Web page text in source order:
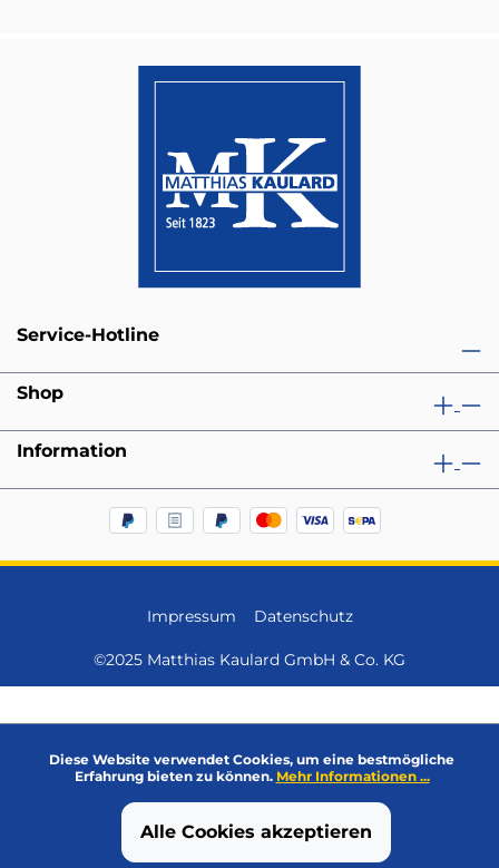
Service-Hotline
Shop
Information
Impressum Datenschutz
©2025 Matthias Kaulard GmbH & Co. KG
Diese Website verwendet Cookies, um eine bestmögliche
Erfahrung bieten zu können. Mehr Informationen ...
Alle Cookies akzeptieren